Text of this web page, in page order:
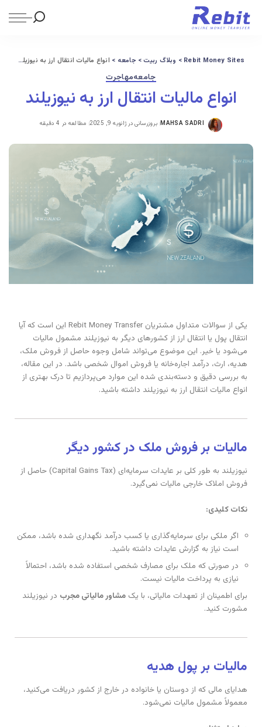
Rebit Money Sites
> وبلاگ ربیت> جامعه > انواع مالیات انتقال ارز به نیوزیلند
جامعهمهاجرت
انواع مالیات انتقال ارز به نیوزیلند
MAHSA SADRI بروزرسانی در ژانویه 9, 2025 مطالعه در 4 دقیقه
یکی از سوالات متداول مشتریان Rebit Money Transfer این است که آیا
انتقال پول یا انتقال ارز از کشورهای دیگر به نیوزیلند مشمول مالیات
می‌شود یا خیر. این موضوع می‌تواند شامل وجوه حاصل از فروش ملک،
هدیه، ارث، درآمد اجاره‌خانه یا فروش اموال شخصی باشد. در این مقاله،
به بررسی دقیق و دسته‌بندی شده این موارد می‌پردازیم تا درک بهتری از
انواع مالیات انتقال ارز به نیوزیلند داشته باشید.
مالیات بر فروش ملک در کشور دیگر
نیوزیلند به طور کلی بر عایدات سرمایه‌ای (Capital Gains Tax) حاصل از
فروش املاک خارجی مالیات نمی‌گیرد.
نکات کلیدی:
اگر ملکی برای سرمایه‌گذاری یا کسب درآمد نگهداری شده باشد، ممکن
است نیاز به گزارش عایدات داشته باشید.
در صورتی که ملک برای مصارف شخصی استفاده شده باشد، احتمالاً
نیازی به پرداخت مالیات نیست.
برای اطمینان از تعهدات مالیاتی، با یک مشاور مالیاتی مجرب در نیوزیلند
مشورت کنید.
مالیات بر پول هدیه
هدایای مالی که از دوستان یا خانواده در خارج از کشور دریافت می‌کنید،
معمولاً مشمول مالیات نمی‌شود.